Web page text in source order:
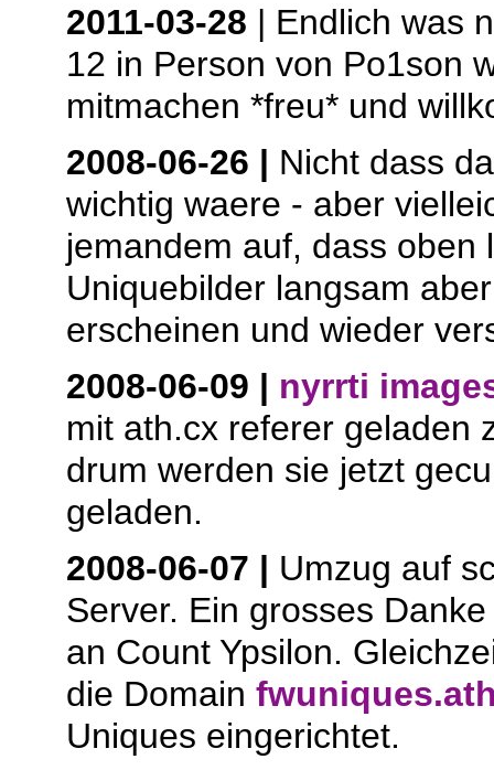
2011-03-28 | Endlich was
12 in Person von Po1son
mitmachen *freu* und
2008-06-26 | Nicht dass
wichtig waere - aber
jemandem auf, dass oben
Uniquebilder langsam
erscheinen und wieder
2008-06-09 | nyrrti
mit ath.cx referer geladen
drum werden sie jetzt
geladen.
2008-06-07 | Umzug auf
Server. Ein grosses
an Count Ypsilon.
die Domain
Uniques eingerichtet.